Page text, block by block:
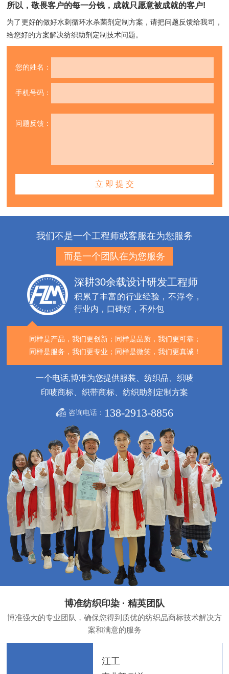
所以，敬畏客户的每一分钱，成就只愿意被成就的客户!
为了更好的做好水刺循环水杀菌剂定制方案，请把问题反馈给我司，
给您好的方案解决纺织助剂定制技术问题。
您的姓名：
手机号码：
问题反馈：
我们不是一个工程师或客服在为您服务
而是一个团队在为您服务
深耕30余载设计研发工程师
积累了丰富的行业经验，不浮夸，
行业内，口碑好，不外包
同样是产品，我们更创新； 同样是品质，我们更可靠；
同样是服务，我们更专业； 同样是微笑，我们更真诚！
一个电话,博准为您提供服装、纺织品、织唛
印唛商标、织带商标、纺织助剂定制方案
咨询电话： 138-2913-8856
博准纺织印染 · 精英团队
博准强大的专业团队，确保您得到质优的纺织品商标技术解决方
案和满意的服务
江工